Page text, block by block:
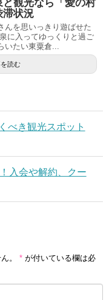
観光なら「愛の村
滞状況
んを思いっきり遊ばせた
に入ってゆっくりと過ご
いたい東粟倉...
読む
べき観光スポット
入会や解約、クー
。 * が付いている欄は必